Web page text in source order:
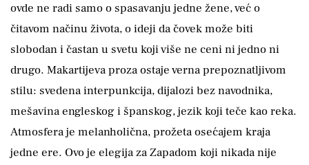
ovde ne radi samo o spasavanju jedne žene, već o
čitavom načinu života, o ideji da čovek može biti
slobodan i častan u svetu koji više ne ceni ni jedno ni
drugo. Makartijeva proza ostaje verna prepoznatljivom
stilu: svedena interpunkcija, dijalozi bez navodnika,
mešavina engleskog i španskog, jezik koji teče kao reka.
Atmosfera je melanholična, prožeta osećajem kraja
jedne ere. Ovo je elegija za Zapadom koji nikada nije